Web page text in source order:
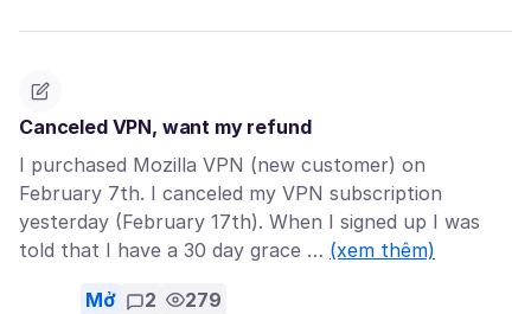
Canceled VPN, want my refund
I purchased Mozilla VPN (new customer) on
February 7th. I canceled my VPN subscription
yesterday (February 17th). When I signed up I was
told that I have a 30 day grace … (xem thêm)
Mở 2 279